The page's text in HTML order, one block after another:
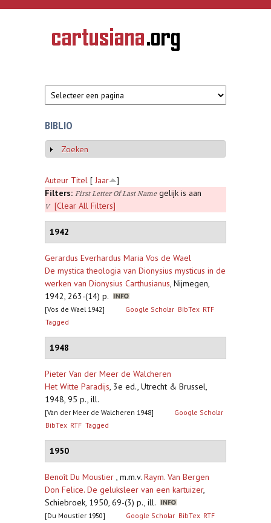
Overslaan en naar de inhoud gaan
CARTUSIANA
Geschiedenis
van de
BIBLIO
Weergeven
Zoeken
Auteur Titel [ Jaar
]
Filters: First Letter Of Last Namegelijk is aan
V [Clear All Filters]
1942
Gerardus Everhardus Maria Vos de Wael
De mystica theologia van Dionysius mysticus in de
werken van Dionysius Carthusianus, Nijmegen,
1942, 263-(14) p.
[Vos de Wael 1942] Google Scholar BibTex RTF
Tagged
1948
Pieter Van der Meer de Walcheren
Het Witte Paradijs, 3e ed., Utrecht & Brussel,
1948, 95 p., ill.
[Van der Meer de Walcheren 1948]
Google Scholar
BibTex RTF Tagged
1950
Benoît Du Moustier , m.m.v. Raym. Van Bergen
Don Felice. De geluksleer van een kartuizer,
Schiebroek, 1950, 69-(3) p., ill.
[Du Moustier 1950] Google Scholar BibTex RTF